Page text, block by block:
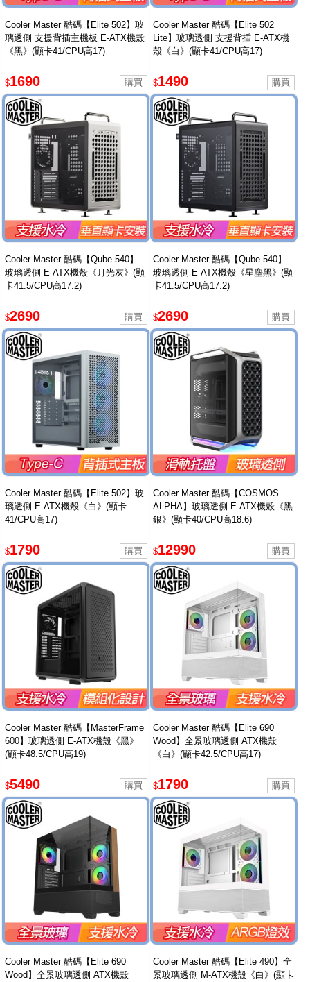
Cooler Master 酷碼【Elite 502】玻
璃透側 支援背插主機板 E-ATX機殼
《黑》(顯卡41/CPU高17)
$1690
Cooler Master 酷碼【Elite 502
Lite】玻璃透側 支援背插 E-ATX機
殼《白》(顯卡41/CPU高17)
$1490
Cooler Master 酷碼【Qube 540】
玻璃透側 E-ATX機殼《月光灰》(顯
卡41.5/CPU高17.2)
$2690
Cooler Master 酷碼【Qube 540】
玻璃透側 E-ATX機殼《星塵黑》(顯
卡41.5/CPU高17.2)
$2690
Cooler Master 酷碼【Elite 502】玻
璃透側 E-ATX機殼《白》(顯卡
41/CPU高17)
$1790
Cooler Master 酷碼【COSMOS
ALPHA】玻璃透側 E-ATX機殼《黑
銀》(顯卡40/CPU高18.6)
$12990
Cooler Master 酷碼【MasterFrame
600】玻璃透側 E-ATX機殼《黑》
(顯卡48.5/CPU高19)
$5490
Cooler Master 酷碼【Elite 690
Wood】全景玻璃透側 ATX機殼
《白》(顯卡42.5/CPU高17)
$1790
Cooler Master 酷碼【Elite 690
Wood】全景玻璃透側 ATX機殼
Cooler Master 酷碼【Elite 490】全
景玻璃透側 M-ATX機殼《白》(顯卡